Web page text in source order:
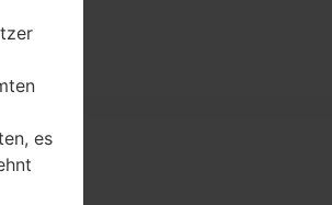
Slot)
es